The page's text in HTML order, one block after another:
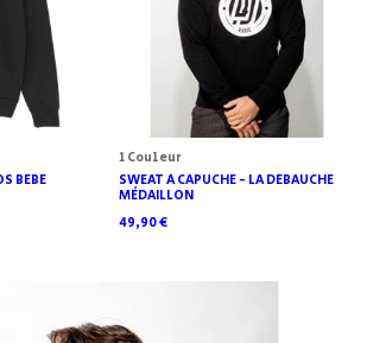
BÉBÉ
1 Couleur
SWEAT À CAPUCHE - LA DÉBAUCHE
MÉDAILLON
49,90 €